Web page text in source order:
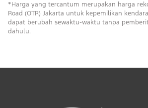
*Harga yang tercantum merupakan harga
Road (OTR) Jakarta untuk kepemilikan
dapat berubah sewaktu-waktu tanpa
dahulu.